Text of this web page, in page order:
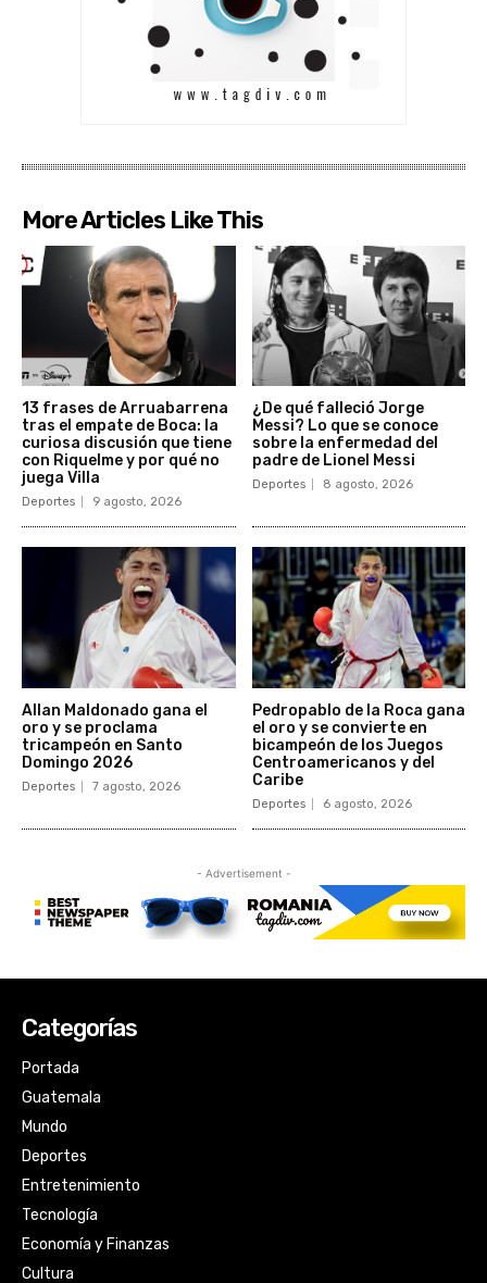
Categorías
Portada
Guatemala
Mundo
Deportes
Entretenimiento
Tecnología
Economía y Finanzas
Cultura